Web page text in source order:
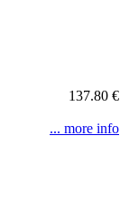
137.80 €
... more info